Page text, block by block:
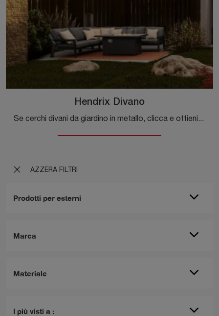
AZZERA FILTRI
Prodotti per esterni
Marca
Materiale
I più visti a :
Hendrix Divano
Se cerchi divani da giardino in metallo, clicca e ottieni informazioni sul modello Hendrix Divano del brand Bizzotto.